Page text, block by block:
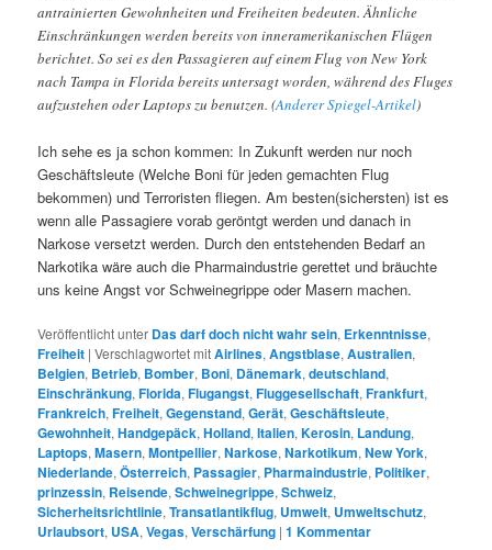
antrainierten Gewohnheiten und Freiheiten bedeuten. Ähnliche
Einschränkungen werden bereits von inneramerikanischen Flügen
berichtet. So sei es den Passagieren auf einem Flug von New York
nach Tampa in Florida bereits untersagt worden, während des Fluges
aufzustehen oder Laptops zu benutzen. (Anderer Spiegel-Artikel)
Ich sehe es ja schon kommen: In Zukunft werden nur noch
Geschäftsleute (Welche Boni für jeden gemachten Flug
bekommen) und Terroristen fliegen. Am besten(sichersten) ist es
wenn alle Passagiere vorab geröntgt werden und danach in
Narkose versetzt werden. Durch den entstehenden Bedarf an
Narkotika wäre auch die Pharmaindustrie gerettet und bräuchte
uns keine Angst vor Schweinegrippe oder Masern machen.
Veröffentlicht unter Das darf doch nicht wahr sein, Erkenntnisse,
Freiheit |Verschlagwortet mitAirlines,Angstblase,Australien,
Belgien, Betrieb, Bomber, Boni, Dänemark,deutschland,
Einschränkung,Florida,Flugangst,Fluggesellschaft,Frankfurt,
Frankreich,Freiheit,Gegenstand,Gerät,Geschäftsleute,
Gewohnheit,Handgepäck,Holland,Italien,Kerosin, Landung,
Laptops,Masern,Montpellier,Narkose,Narkotikum,New York,
Niederlande,Österreich, Passagier, Pharmaindustrie, Politiker,
prinzessin, Reisende,Schweinegrippe,Schweiz,
Sicherheitsrichtlinie,Transatlantikflug, Umwelt, Umweltschutz,
Urlaubsort, USA,Vegas,Verschärfung |1 Kommentar